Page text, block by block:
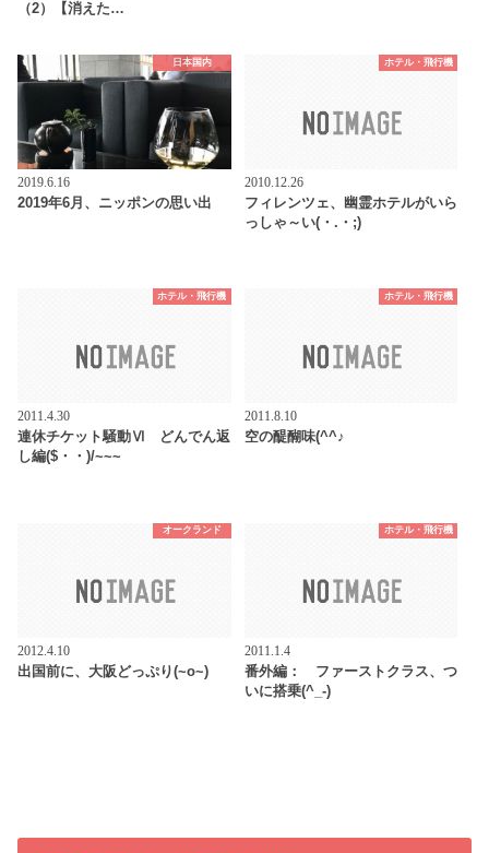
（2）【消えた…
日本国内
2019.6.16
2019年6月、ニッポンの思い出
ホテル・飛行機
2010.12.26
フィレンツェ、幽霊ホテルがいら
っしゃ～い(・.・;)
ホテル・飛行機
2011.4.30
連休チケット騒動Ⅵ どんでん返
し編($・・)/~~~
ホテル・飛行機
2011.8.10
空の醍醐味(^^♪
オークランド
2012.4.10
出国前に、大阪どっぷり(~o~)
ホテル・飛行機
2011.1.4
番外編： ファーストクラス、つ
いに搭乗(^_-)